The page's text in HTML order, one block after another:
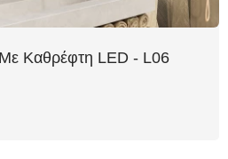
Καθρέφτη LED - L06